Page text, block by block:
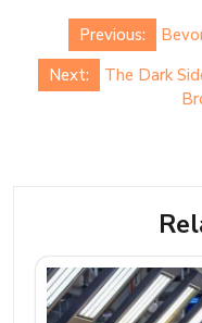
Post
navigation
Previous:
Next:
The Dark